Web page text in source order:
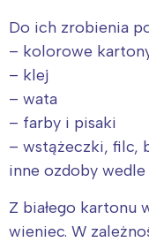
Do ich zrobienia
– kolorowe
– klej
– wata
– farby i pisaki
– wstążeczki, filc,
inne ozdoby wedle
Z białego kartonu
wieniec. W